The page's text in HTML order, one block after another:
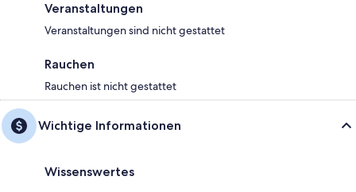
Veranstaltungen
Veranstaltungen sind nicht gestattet
Rauchen
Rauchen ist nicht gestattet
Wichtige Informationen
Wissenswertes